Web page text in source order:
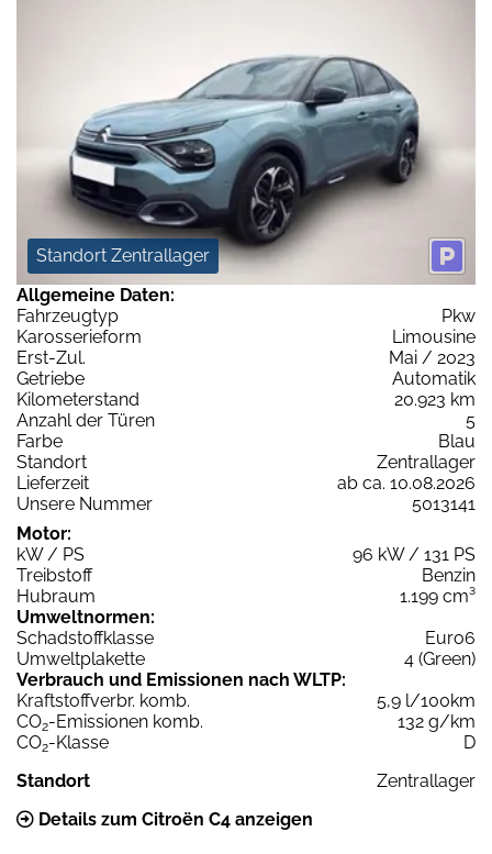
Standort Zentrallager
Allgemeine Daten:
Fahrzeugtyp
Pkw
Karosserieform
Limousine
Erst-Zul.
Mai / 2023
Getriebe
Automatik
Kilometerstand
20.923 km
Anzahl der Türen
5
Farbe
Blau
Standort
Zentrallager
Lieferzeit
ab ca. 10.08.2026
Unsere Nummer
5013141
Motor:
kW / PS
96 kW / 131 PS
Treibstoff
Benzin
Hubraum
1.199 cm³
Umweltnormen:
Schadstoffklasse
Euro6
Umweltplakette
4 (Green)
Verbrauch und Emissionen nach WLTP:
Kraftstoffverbr. komb.
5,9 l/100km
CO2-Emissionen komb.
132 g/km
CO2-Klasse
D
Standort
Zentrallager
Details zum Citroën C4 anzeigen